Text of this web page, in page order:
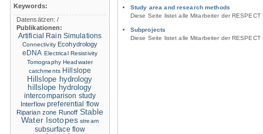
Study area and research methods
Diese Seite listet alle Mitarbeiter der
Subprojects
Diese Seite listet alle Mitarbeiter der
Keywords:
Datensätzen:/
Publikationen:
Artificial Rain Simulations
Connectivity Ecohydrology
eDNA Electrical Resistivity
Tomography Headwater
catchments Hillslope
Hillslope hydrology
hillslope hydrology
intercomparison study
Interflow preferential flow
Riparian zone Runoff Stable
Water Isotopes stream
subsurface flow